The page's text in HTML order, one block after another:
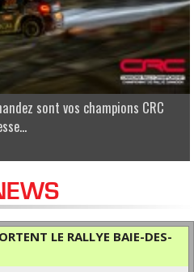
sont vos champions CRC
LE RALLYE BAIE-DES-